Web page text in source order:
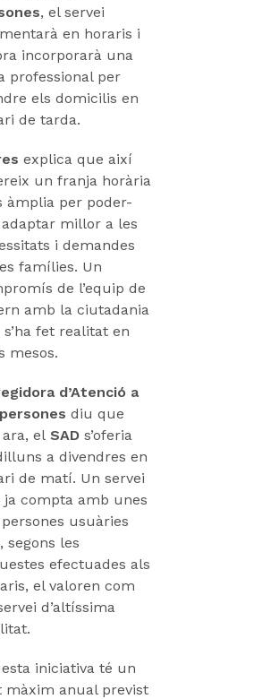
, el servei
en horaris i
incorporarà una
professional per
els domicilis en
de tarda.
explica que així
un franja horària
àmplia per poder-
adaptar millor a les
i demandes
famílies. Un
de l’equip de
amb la ciutadania
fet realitat en
mesos.
d’Atenció a
diu que
el SADs’oferia
a divendres en
de matí. Un servei
ja compta amb unes
persones usuàries
segons les
efectuades als
el valoren com
d’altíssima
iniciativa té un
màxim anual previst